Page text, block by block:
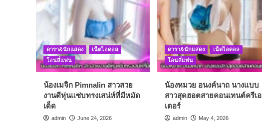
ยาวนาน
ตลก
หก
ฉาก
ตาคม
เล็ก
น่า
ขวัญใจ
ก็
มาดิ
ค
ร้าบ
ดารา&นักแสดง
เน็ตไอดอล
โอนลี่แฟน
น้องเมจิก Pimnalin สาวสวย
งานดีหุ่นแซ่บทรงเสน่ห์ที่มีหมัด
เด็ด
admin June 24, 2026
ดารา&นักแสดง
เน็ตไอดอล
โอนลี่แฟน
น้องหมวย อนงค์นาถ นางแบบ
สาวสุดฮอตสายคอนเทนต์ครีเอ
เตอร์
admin May 4, 2026